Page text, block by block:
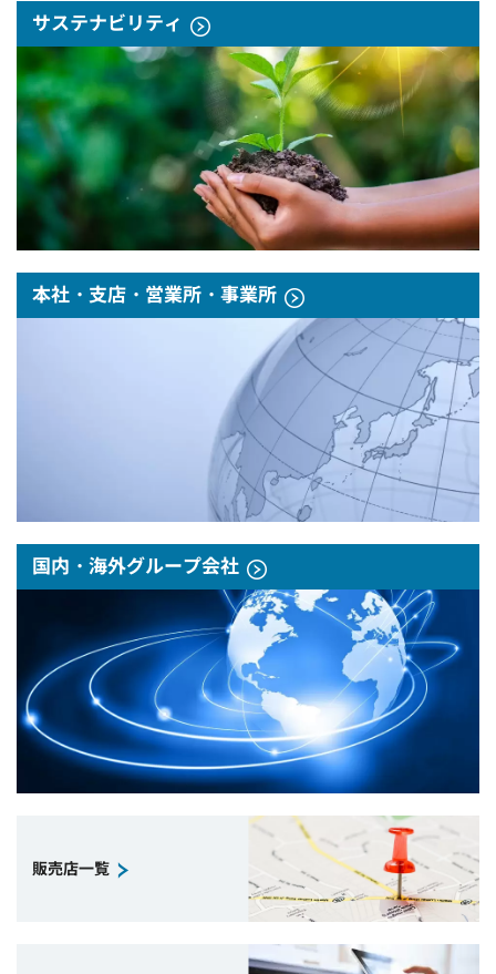
サステナビリティ
本社・支店・営業所・事業所
国内・海外グループ会社
販売店一覧